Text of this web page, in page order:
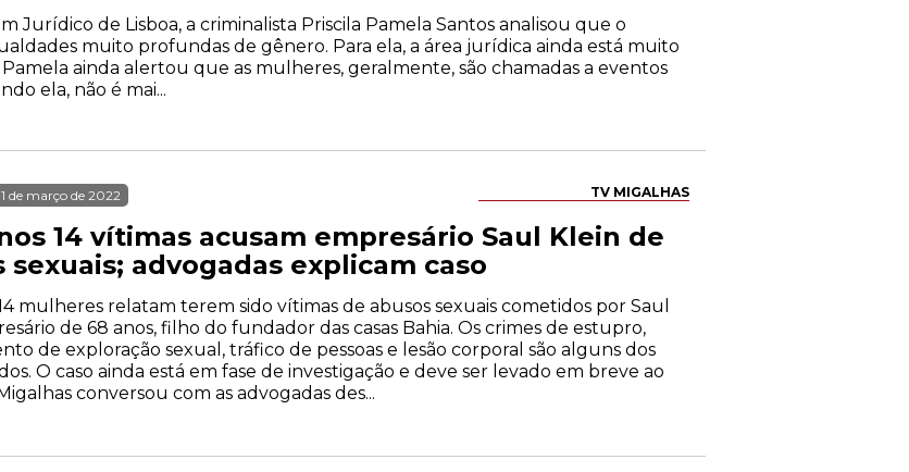
Jurídico de Lisboa, a criminalista Priscila Pamela Santos analisou que o
muito profundas de gênero. Para ela, a área jurídica ainda está muito
ainda alertou que as mulheres, geralmente, são chamadas a eventos
ela, não é mai...
TV MIGALHAS
de março de 2022
14 vítimas acusam empresário Saul Klein de
sexuais; advogadas explicam caso
mulheres relatam terem sido vítimas de abusos sexuais cometidos por Saul
de 68 anos, filho do fundador das casas Bahia. Os crimes de estupro,
de exploração sexual, tráfico de pessoas e lesão corporal são alguns dos
O caso ainda está em fase de investigação e deve ser levado em breve ao
conversou com as advogadas des...